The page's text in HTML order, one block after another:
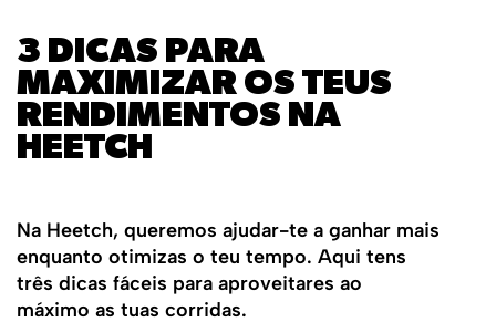
3 DICAS PARA
MAXIMIZAR OS TEUS
RENDIMENTOS NA
HEETCH
Na Heetch, queremos ajudar-te a ganhar mais
enquanto otimizas o teu tempo. Aqui tens
três dicas fáceis para aproveitares ao
máximo as tuas corridas.